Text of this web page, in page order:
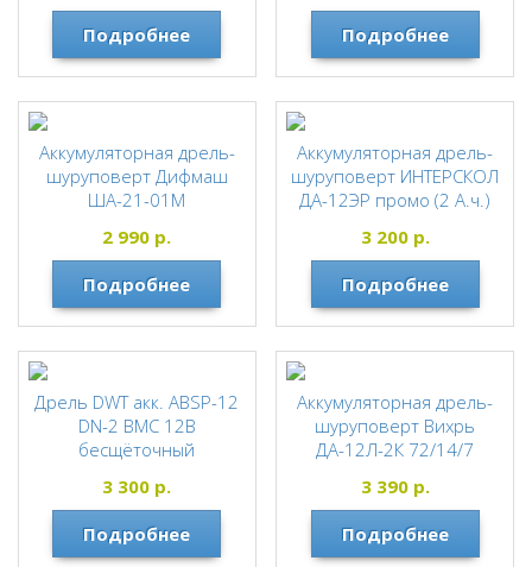
Подробнее
Подробнее
Аккумуляторная дрель-
шуруповерт Дифмаш
ША-21-01М
ДИОЛД
2 990 р.
Подробнее
Аккумуляторная дрель-
шуруповерт ИНТЕРСКОЛ
ДА-12ЭР промо (2 А.ч.)
ИНТЕРСКОЛ
3 200р.
Подробнее
Дрель DWT акк. ABSP-12
DN-2 BMC 12В
бесщёточный
0-400/0-1500об/мин,
(кейс)
DWT
3 300 р.
Подробнее
Аккумуляторная дрель-
шуруповерт Вихрь
ДА-12Л-2К 72/14/7
ВИХРЬ
3 390р.
Подробнее